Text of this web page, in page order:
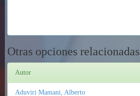
Otras opciones relacionadas
Autor
Aduviri Mamani, Alberto